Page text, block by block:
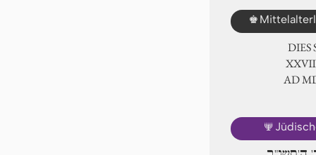
♚
DIES
ⅩⅩⅧ.
AD
🕎